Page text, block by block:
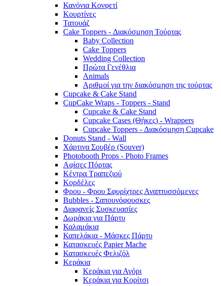
Κανόνια Κονφετί
Κουρτίνες
Τατουάζ
Cake Toppers - Διακόσμηση Τούρτας
Baby Collection
Cake Toppers
Wedding Collection
Πρώτα Γενέθλια
Animals
Αριθμοί για την διακόσμηση της τούρτας
Cupcake & Cake Stand
CupCake Wraps - Toppers - Stand
Cupcake & Cake Stand
Cupcake Cases (Θήκες) - Wrappers
Cupcake Toppers - Διακόσμηση Cupcake
Donuts Stand - Wall
Χάρτινα Σουβέρ (Souver)
Photobooth Props - Photo Frames
Αφίσες Πόρτας
Κέντρα Τραπεζιού
Κορδέλες
Φρου - Φρου Σφυρίχτρες Αναπτυσσόμενες
Bubbles - Σαπουνόφουσκες
Διαφανείς Συσκευασίες
Δωράκια για Πάρτυ
Καλαμάκια
Καπελάκια - Μάσκες Πάρτυ
Κατασκευές Papier Mache
Κατασκευές Φελιζόλ
Κεράκια
Κεράκια για Αγόρι
Κεράκια για Κορίτσι